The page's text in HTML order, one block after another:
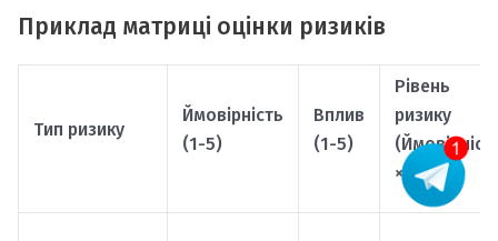
Приклад матриці оцінки ризиків
Тип ризику
Ймовірність
(1-5)
Вплив
(1-5)
Рівень
ризику
× Вплив)